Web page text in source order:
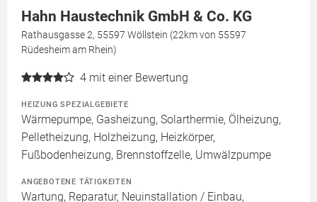
Hahn Haustechnik GmbH & Co. KG
Rathausgasse 2, 55597 Wöllstein (22km von 55597
Rüdesheim am Rhein)
4 mit einer Bewertung
HEIZUNG SPEZIALGEBIETE
Wärmepumpe, Gasheizung, Solarthermie, Ölheizung,
Pelletheizung, Holzheizung, Heizkörper,
Fußbodenheizung, Brennstoffzelle, Umwälzpumpe
ANGEBOTENE TÄTIGKEITEN
Wartung, Reparatur, Neuinstallation / Einbau,